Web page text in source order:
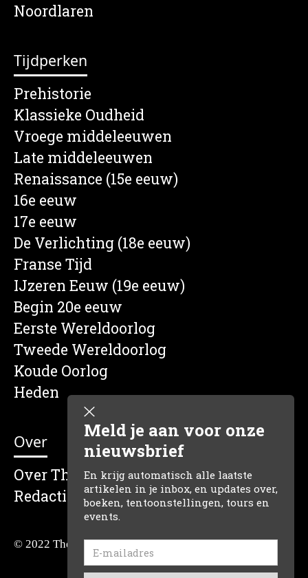
Meld je aan voor onze
nieuwsbrief
En krijg automatisch alle laatste
artikelen in je inbox, en updates over,
boeken, tentoonstellingen, tours en
events.
Noordlaren
Tijdperken
Prehistorie
Klassieke Oudheid
Vroege middeleeuwen
Late middeleeuwen
Renaissance (15e eeuw)
16e eeuw
17e eeuw
De Verlichting (18e eeuw)
Franse Tijd
IJzeren Eeuw (19e eeuw)
Begin 20e eeuw
Eerste Wereldoorlog
Tweede Wereldoorlog
Koude Oorlog
Heden
Over
Over The Dutch Historian
Redactie
© 2022 The Dutch Historian